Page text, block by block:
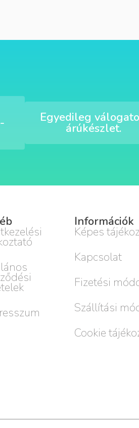
Egyedileg
árúkészlet.
Információk
Képes
Kapcsolat
Fizetési
Szállítási
Cookie